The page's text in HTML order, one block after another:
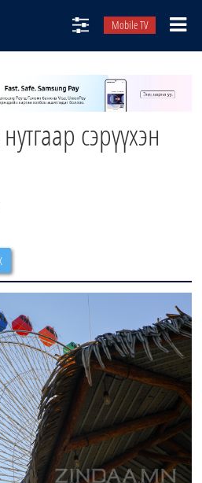
Mobile TV
сэрүүхэн